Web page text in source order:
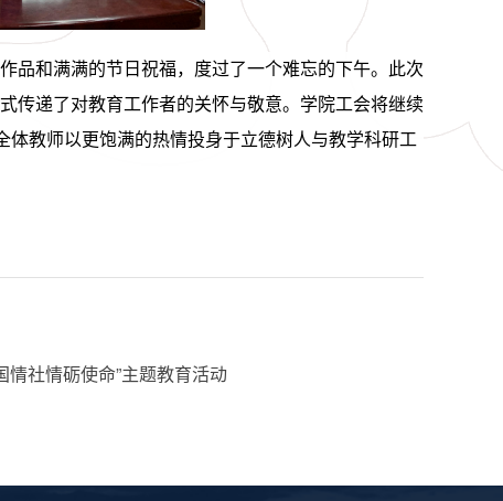
品和满满的节日祝福，度过了一个难忘的下午。
此次
传递了对教育工作者的关怀与敬意。学院工会将继续
教师以更饱满的热情投身于立德树人与教学科研工
社情砺使命”主题教育活动